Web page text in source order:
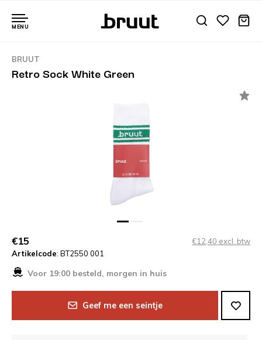
MENU
BRUUT
Retro Sock White Green
€15
€12,40 excl. btw
Artikelcode: BT2550 001
Voor 19:00 besteld, morgen in huis
Geef me een seintje